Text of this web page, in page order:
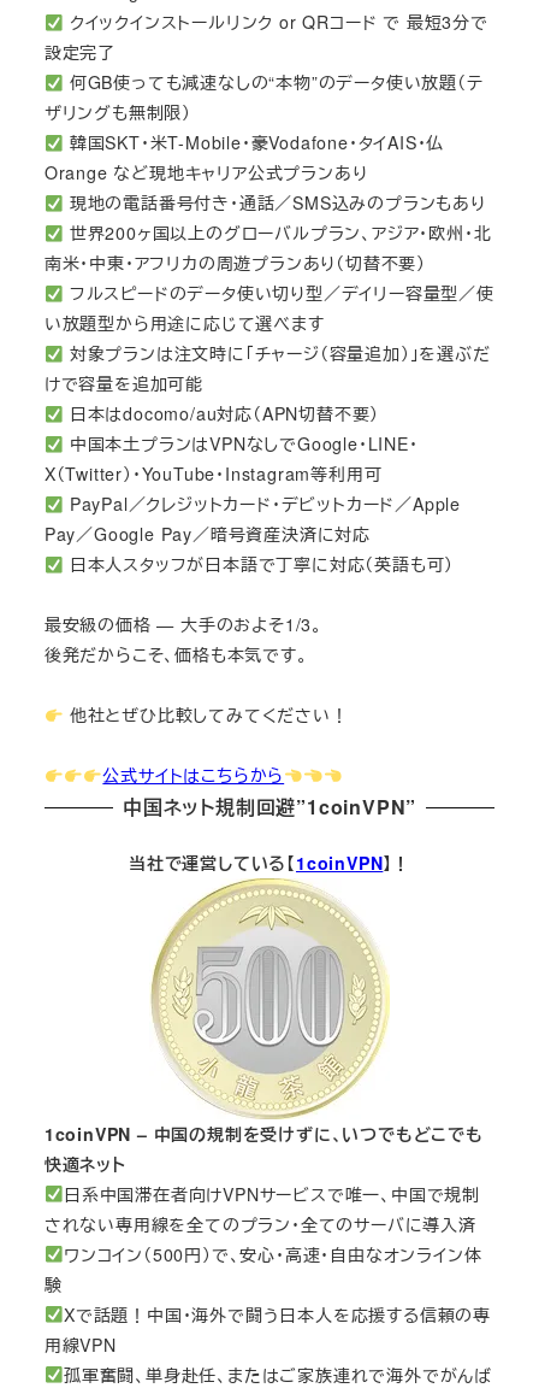
クイックインストールリンク or QRコード で 最短3分で
設定完了
何GB使っても減速なしの“本物”のデータ使い放題（テ
ザリングも無制限）
韓国SKT・米T-Mobile・豪Vodafone・タイAIS・仏
Orange など現地キャリア公式プランあり
現地の電話番号付き・通話／SMS込みのプランもあり
世界200ヶ国以上のグローバルプラン、アジア・欧州・北
南米・中東・アフリカの周遊プランあり（切替不要）
フルスピードのデータ使い切り型／デイリー容量型／使
い放題型から用途に応じて選べます
対象プランは注文時に「チャージ（容量追加）」を選ぶだ
けで容量を追加可能
日本はdocomo/au対応（APN切替不要）
中国本土プランはVPNなしでGoogle・LINE・
X（Twitter）・YouTube・Instagram等利用可
PayPal／クレジットカード・デビットカード／Apple
Pay／Google Pay／暗号資産決済に対応
日本人スタッフが日本語で丁寧に対応（英語も可）
最安級の価格 — 大手のおよそ1/3。
後発だからこそ、価格も本気です。
他社とぜひ比較してみてください！
公式サイトはこちらから
中国ネット規制回避”1coinVPN”
当社で運営している【1coinVPN】！
1coinVPN – 中国の規制を受けずに、いつでもどこでも
快適ネット
日系中国滞在者向けVPNサービスで唯一、中国で規制
されない専用線を全てのプラン・全てのサーバに導入済
ワンコイン（500円）で、安心・高速・自由なオンライン体
験
Xで話題！中国・海外で闘う日本人を応援する信頼の専
用線VPN
孤軍奮闘、単身赴任、またはご家族連れで海外でがんば